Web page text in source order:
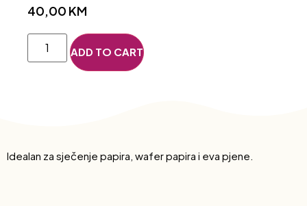
40,00 KM
ADD TO CART
Idealan za sječenje papira, wafer papira i eva pjene.